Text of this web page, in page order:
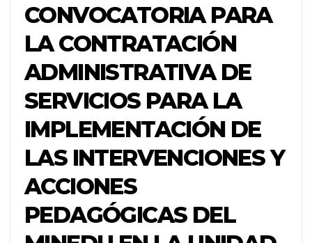
CONVOCATORIA PARA
LA CONTRATACIÓN
ADMINISTRATIVA DE
SERVICIOS PARA LA
IMPLEMENTACIÓN DE
LAS INTERVENCIONES Y
ACCIONES
PEDAGÓGICAS DEL